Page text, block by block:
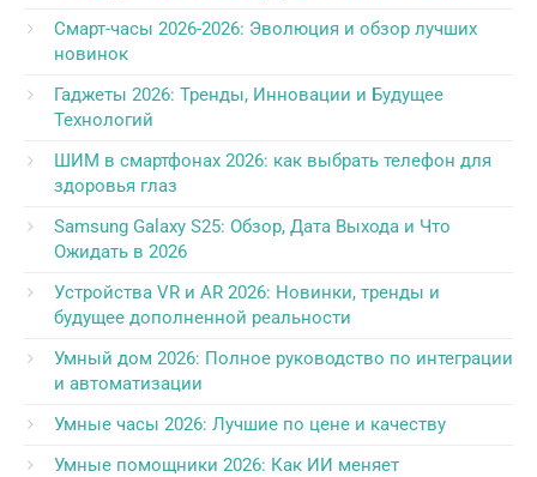
Смарт-часы 2026-2026: Эволюция и обзор лучших
новинок
Гаджеты 2026: Тренды, Инновации и Будущее
Технологий
ШИМ в смартфонах 2026: как выбрать телефон для
здоровья глаз
Samsung Galaxy S25: Обзор, Дата Выхода и Что
Ожидать в 2026
Устройства VR и AR 2026: Новинки, тренды и
будущее дополненной реальности
Умный дом 2026: Полное руководство по интеграции
и автоматизации
Умные часы 2026: Лучшие по цене и качеству
Умные помощники 2026: Как ИИ меняет